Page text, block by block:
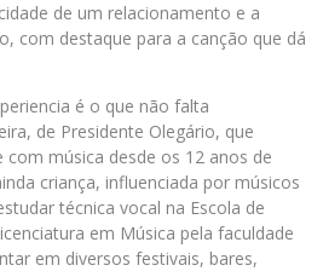
de um relacionamento e a
com destaque para a canção que dá
é o que não falta
de Presidente Olegário, que
música desde os 12 anos de
criança, influenciada por músicos
técnica vocal na Escola de
em Música pela faculdade
em diversos festivais, bares,